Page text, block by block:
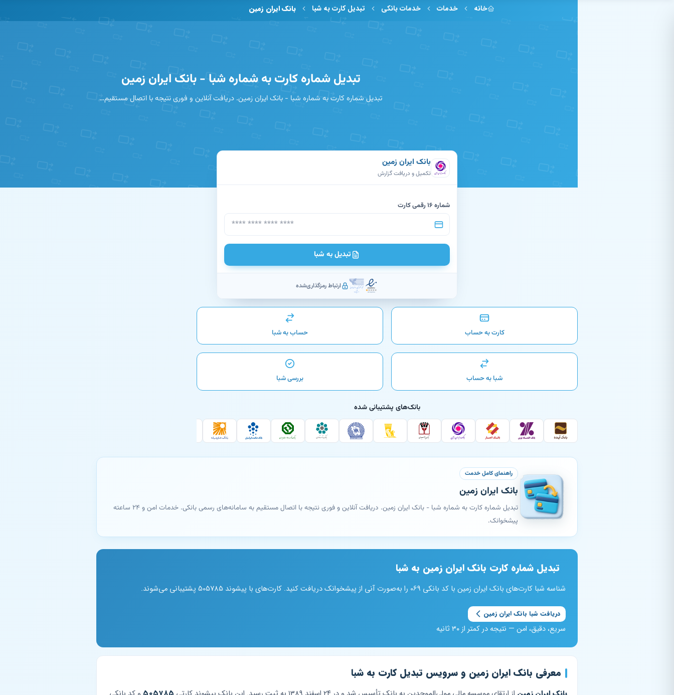
خانه خدمات خدمات بانکی تبدیل کارت به شبا بانک ایران زمین
تبدیل شماره کارت به شماره شبا - بانک ایران زمین
تبدیل شماره کارت به شماره شبا - بانک ایران زمین. دریافت آنلاین و فوری نتیجه با اتصال مستقیم…
بانک ایران زمین
تکمیل و دریافت گزارش
شماره 16 رقمی کارت
تبدیل به شبا
ارتباط رمزگذاری‌شده
کارت به حساب حساب به شبا
شبا به حساب بررسی شبا
بانک‌های پشتیبانی شده
راهنمای کامل خدمت
بانک ایران زمین
تبدیل شماره کارت به شماره شبا - بانک ایران زمین. دریافت آنلاین و فوری نتیجه با اتصال مستقیم به سامانه‌های رسمی بانکی. خدمات امن و ۲۴ ساعته
پیشخوانک.
تبدیل شماره کارت بانک ایران زمین به شبا
شناسه شبا کارت‌های بانک ایران زمین با کد بانکی 069 را به‌صورت آنی از پیشخوانک دریافت کنید. کارت‌های با پیشوند 505785 پشتیبانی می‌شوند.
دریافت شبا بانک ایران زمین
سریع، دقیق، امن — نتیجه در کمتر از ۳۰ ثانیه
معرفی بانک ایران زمین و سرویس تبدیل کارت به شبا